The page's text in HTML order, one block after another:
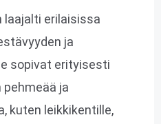
laajalti erilaisissa
ja
sopivat erityisesti
ja
kuten leikkikentille,